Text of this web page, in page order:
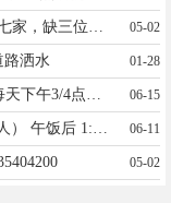
05-02
路洒水 01-28
06-15
06-11
05-02